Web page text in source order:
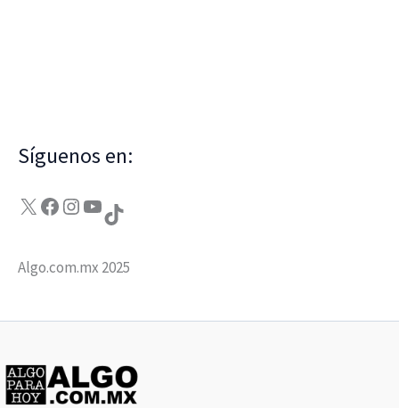
Síguenos en:
X Facebook Instagram YouTube TikTok
Algo.com.mx 2025